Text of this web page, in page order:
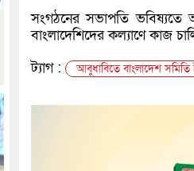
সংগঠনের সভাপতি ভবিষ্যতে
বাংলাদেশিদের কল্যাণে কাজ
ট্যাগ :
আবুধাবিতে বাংলাদেশ